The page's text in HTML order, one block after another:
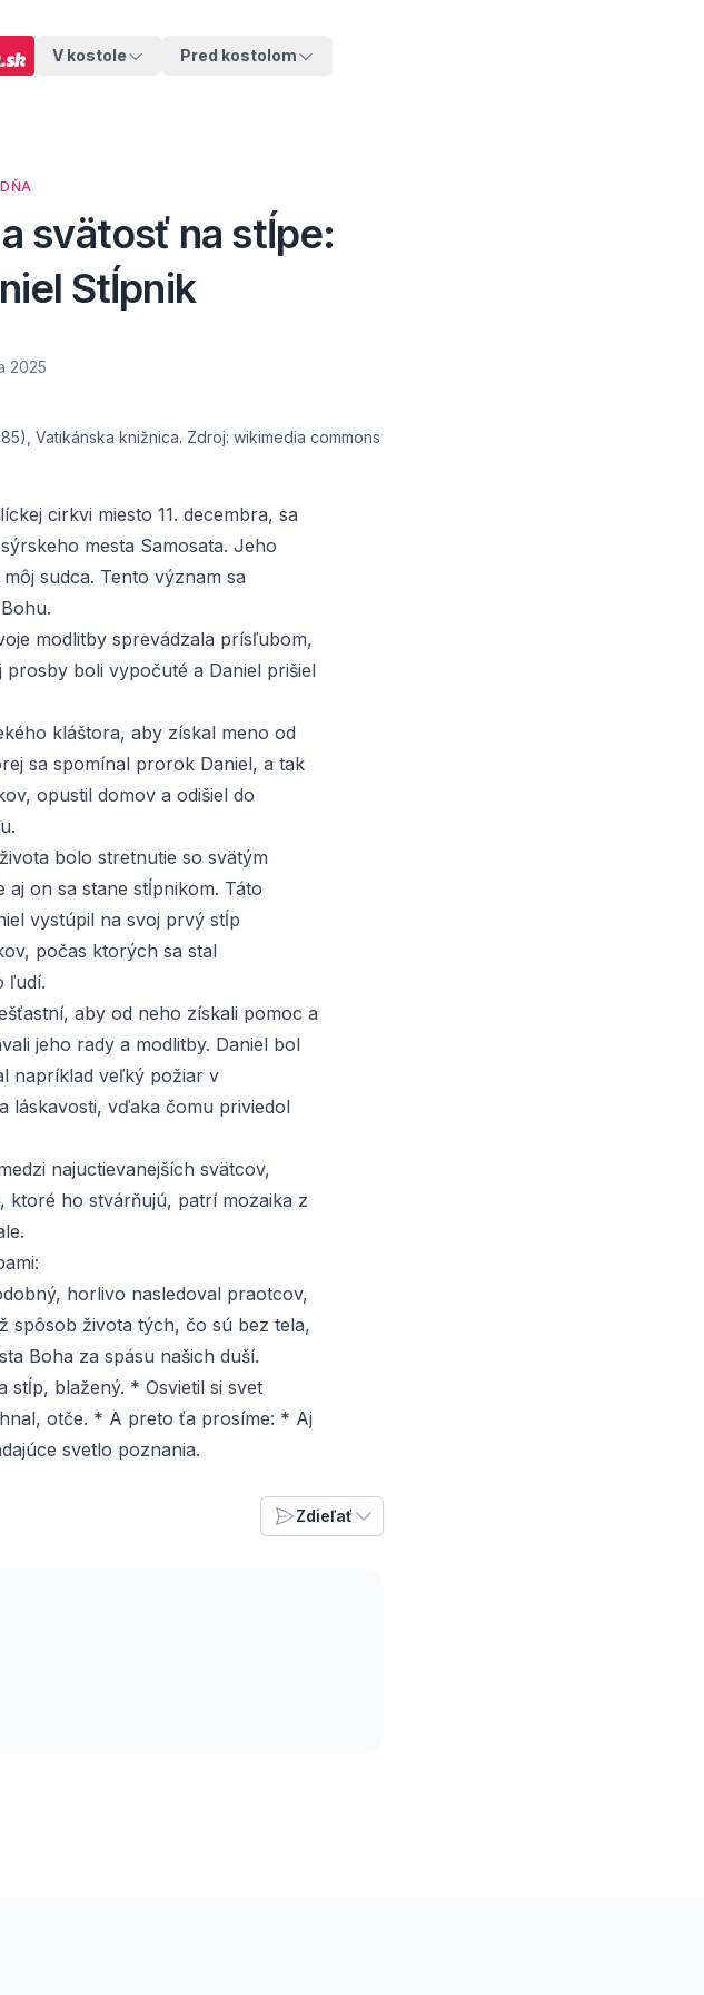
V kostole Pred kostolom
svätosť na stĺpe:
Stĺpnik
2025
Vatikánska knižnica. Zdroj: wikimedia commons
cirkvi miesto 11. decembra, sa
mesta Samosata. Jeho
sudca. Tento význam sa
modlitby sprevádzala prísľubom,
boli vypočuté a Daniel prišiel
kláštora, aby získal meno od
sa spomínal prorok Daniel, a tak
opustil domov a odišiel do
bolo stretnutie so svätým
on sa stane stĺpnikom. Táto
vystúpil na svoj prvý stĺp
počas ktorých sa stal
ľudí.
aby od neho získali pomoc a
jeho rady a modlitby. Daniel bol
napríklad veľký požiar v
láskavosti, vďaka čomu priviedol
najuctievanejších svätcov,
ktoré ho stvárňujú, patrí mozaika z
horlivo nasledoval praotcov,
spôsob života tých, čo sú bez tela,
Boha za spásu našich duší.
stĺp, blažený. * Osvietil si svet
otče. * A preto ťa prosíme: * Aj
svetlo poznania.
Zdieľať